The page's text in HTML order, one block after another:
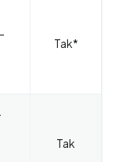
Tak*
Tak